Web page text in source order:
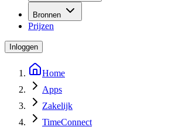
Bronnen
Prijzen
Inloggen
Home
Apps
Zakelijk
TimeConnect